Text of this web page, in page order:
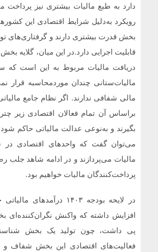
دارد به طبع مالیات بیشتری نیز پرداخت
رویکرد به‌دلیل شرایط اقتصادی این
بخش قدرت بیشتری دارند و گرفتاری‌های
قابلیت اجرایی دارد.در این میان، گلایه
دریافت مالیات مربوط به این است که
مالیات‌ستانی چندان موردمحاسبه قرار
مالی شفافی ندارند. اگر نظام جامع
براساس آن تمام فعالان اقتصادی زیر چتر
بگیرند و به‌نوعی عدالت مالیاتی حاکم
می‌توان گفت که واحدهای اقتصادی
مالیات می‌پردازند و در ادامه شاهد جلب
پرداخت‌کنندگان مالیات خواهیم بود.
افزایش داشته که واکنش نگران‌کننده‌ای
پی داشت، چون تولید یک بخش
فعالیت‌های اقتصادی این بخش